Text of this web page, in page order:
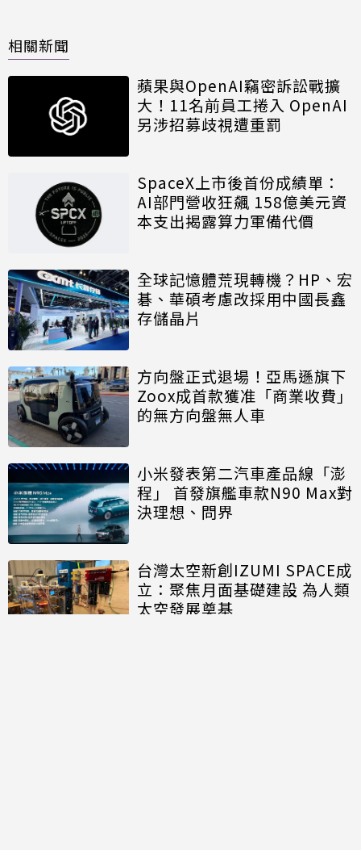
相關新聞
蘋果與OpenAI竊密訴訟戰擴
大！11名前員工捲入 OpenAI
另涉招募歧視遭重罰
SpaceX上市後首份成績單：
AI部門營收狂飆 158億美元資
本支出揭露算力軍備代價
全球記憶體荒現轉機？HP、宏
碁、華碩考慮改採用中國長鑫
存儲晶片
方向盤正式退場！亞馬遜旗下
Zoox成首款獲准「商業收費」
的無方向盤無人車
小米發表第二汽車產品線「澎
程」 首發旗艦車款N90 Max對
決理想、問界
台灣太空新創IZUMI SPACE成
立：聚焦月面基礎建設 為人類
太空發展奠基